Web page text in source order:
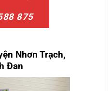
875
Nhơn Trạch,
Đan